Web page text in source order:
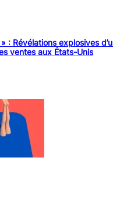
: Révélations explosives
ventes aux États-Unis